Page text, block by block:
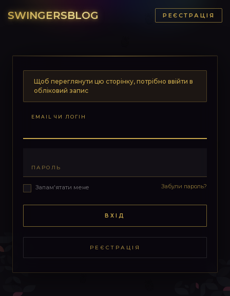
SWINGERSBLOG РЕЄСТРАЦІЯ
Щоб переглянути цю сторінку, потрібно ввійти в
обліковий запис
EMAIL ЧИ ЛОГІН
ПАРОЛЬ
Запам'ятати мене Забули пароль?
ВХІД
РЕЄСТРАЦІЯ